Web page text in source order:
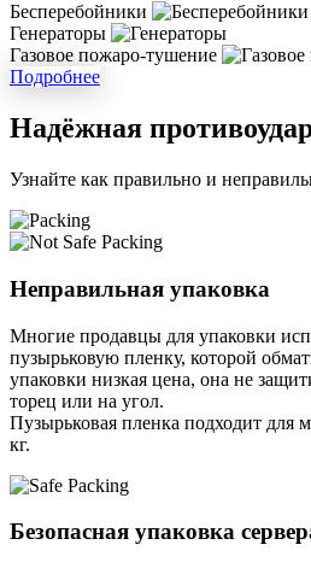
Бесперебойники
Генераторы
Газовое пожаро-тушение
Подробнее
Надёжная
Узнайте как правильно и
Неправильная упаковка
Многие продавцы для упаковки
пузырьковую пленку, которой
упаковки низкая цена, она не
торец или на угол.
Пузырьковая пленка подходит для
кг.
Безопасная упаковка